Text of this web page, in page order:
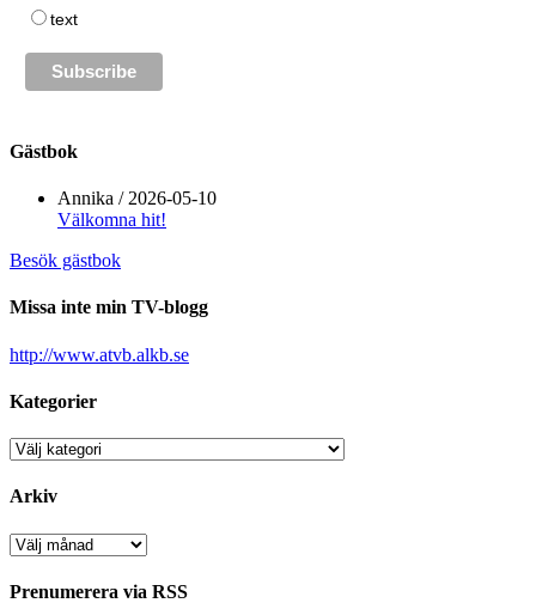
text
Gästbok
Annika / 2026-05-10
Välkomna hit!
Besök gästbok
Missa inte min TV-blogg
http://www.atvb.alkb.se
Kategorier
Kategorier
Arkiv
Arkiv
Prenumerera via RSS